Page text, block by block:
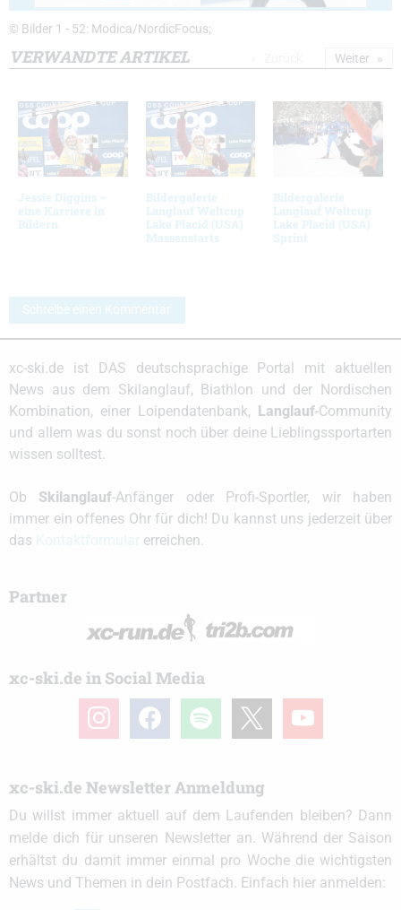
© Bilder 1 - 52: Modica/NordicFocus;
VERWANDTE ARTIKEL
Jessie Diggins –
eine Karriere in
Bildern
Bildergalerie
Langlauf Weltcup
Lake Placid (USA)
Massenstarts
Bildergalerie
Langlauf Weltcup
Lake Placid (USA)
Sprint
Weiter
Schreibe einen Kommentar
xc-ski.de ist DAS deutschsprachige Portal mit aktuellen
News aus dem Skilanglauf, Biathlon und der Nordischen
Kombination, einer Loipendatenbank,
Langlauf-Community
und allem was du sonst noch über deine Lieblingssportarten
wissen solltest.
Ob Skilanglauf-Anfänger oder Profi-Sportler, wir haben
immer ein offenes Ohr für dich! Du kannst uns jederzeit über
das
erreichen.
Partner
xc-ski.de in Social Media
instagramfacebook spotify youtube
xc-ski.de Newsletter Anmeldung
Du willst immer aktuell auf dem Laufenden bleiben? Dann
melde dich für unseren Newsletter an. Während der Saison
erhältst du damit immer einmal pro Woche die wichtigsten
News und Themen in dein Postfach. Einfach hier anmelden: